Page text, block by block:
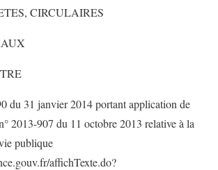
CIRCULAIRES
du 31 janvier 2014 portant application de
2013-907 du 11 octobre 2013 relative à la
publique
affichTexte.do?